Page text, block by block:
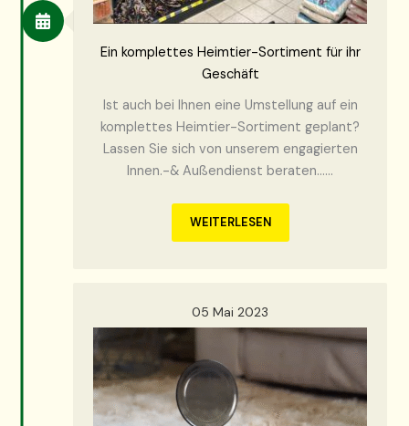
Ein komplettes Heimtier-Sortiment für ihr
Geschäft
Ist auch bei Ihnen eine Umstellung auf ein
komplettes Heimtier-Sortiment geplant?
Lassen Sie sich von unserem engagierten
Innen.-& Außendienst beraten……
WEITERLESEN
05 Mai 2023